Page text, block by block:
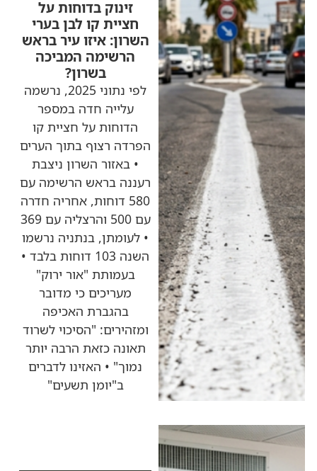
זינוק בדוחות על
חציית קו לבן בערי
השרון: איזו עיר בראש
הרשימה המביכה
בשרון?
לפי נתוני 2025, נרשמה
עלייה חדה במספר
הדוחות על חציית קו
הפרדה רצוף בתוך הערים
• באזור השרון ניצבת
רעננה בראש הרשימה עם
580 דוחות, אחריה חדרה
עם 500 והרצליה עם 369
• לעומתן, בנתניה נרשמו
השנה 103 דוחות בלבד •
בעמותת "אור ירוק"
מעריכים כי מדובר
בהגברת האכיפה
ומזהירים: "הסיכוי לשרוד
תאונה כזאת הרבה יותר
נמוך" • האזינו לדברים
ב"יומן תשעים"